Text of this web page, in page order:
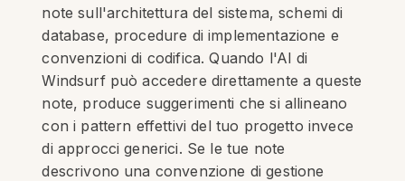
note sull'architettura del sistema, schemi di
database, procedure di implementazione e
convenzioni di codifica. Quando l'AI di
Windsurf può accedere direttamente a queste
note, produce suggerimenti che si allineano
con i pattern effettivi del tuo progetto invece
di approcci generici. Se le tue note
descrivono una convenzione di gestione